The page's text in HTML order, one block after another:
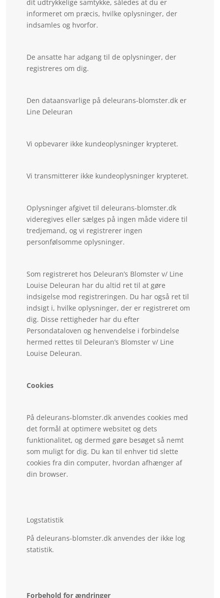
dit udtrykkelige samtykke, således at du er
informeret om præcis, hvilke oplysninger, der
indsamles og hvorfor.
De ansatte har adgang til de oplysninger, der
registreres om dig.
Den dataansvarlige på deleurans-blomster.dk er
Line Deleuran
Vi opbevarer ikke kundeoplysninger krypteret.
Vi transmitterer ikke kundeoplysninger krypteret.
Oplysninger afgivet til deleurans-blomster.dk
videregives eller sælges på ingen måde videre til
tredjemand, og vi registrerer ingen
personfølsomme oplysninger.
Som registreret hos Deleuran’s Blomster v/ Line
Louise Deleuran har du altid ret til at gøre
indsigelse mod registreringen. Du har også ret til
indsigt i, hvilke oplysninger, der er registreret om
dig. Disse rettigheder har du efter
Persondataloven og henvendelse i forbindelse
hermed rettes til Deleuran’s Blomster v/ Line
Louise Deleuran.
Cookies
På deleurans-blomster.dk anvendes cookies med
det formål at optimere websitet og dets
funktionalitet, og dermed gøre besøget så nemt
som muligt for dig. Du kan til enhver tid slette
cookies fra din computer, hvordan afhænger af
din browser.
Logstatistik
På deleurans-blomster.dk anvendes der ikke log
statistik.
Forbehold for ændringer